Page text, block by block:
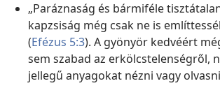
„Paráznaság és bármiféle
kapzsiság még csak ne is
(Efézus 5:3). A gyönyör kedvéért
sem szabad az erkölcstelenségről,
jellegű anyagokat nézni vagy